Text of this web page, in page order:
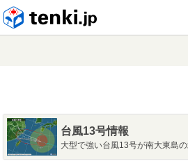
台風13号情報
大型で強い台風13号が南大東島